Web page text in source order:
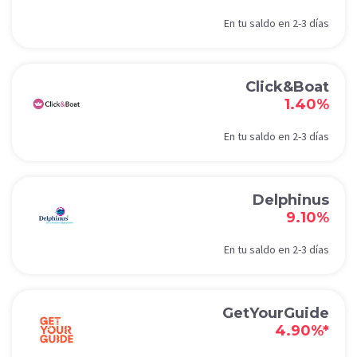
En tu saldo en 2-3 días
Click&Boat
1.40%
En tu saldo en 2-3 días
Delphinus
9.10%
En tu saldo en 2-3 días
GetYourGuide
4.90%*